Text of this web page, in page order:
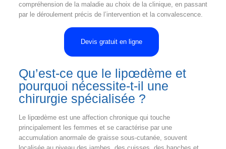
compréhension de la maladie au choix de la clinique, en passant
par le déroulement précis de l’intervention et la convalescence.
Devis gratuit en ligne
Qu’est-ce que le lipœdème et
pourquoi nécessite-t-il une
chirurgie spécialisée ?
Le lipœdème est une affection chronique qui touche
principalement les femmes et se caractérise par une
accumulation anormale de graisse sous-cutanée, souvent